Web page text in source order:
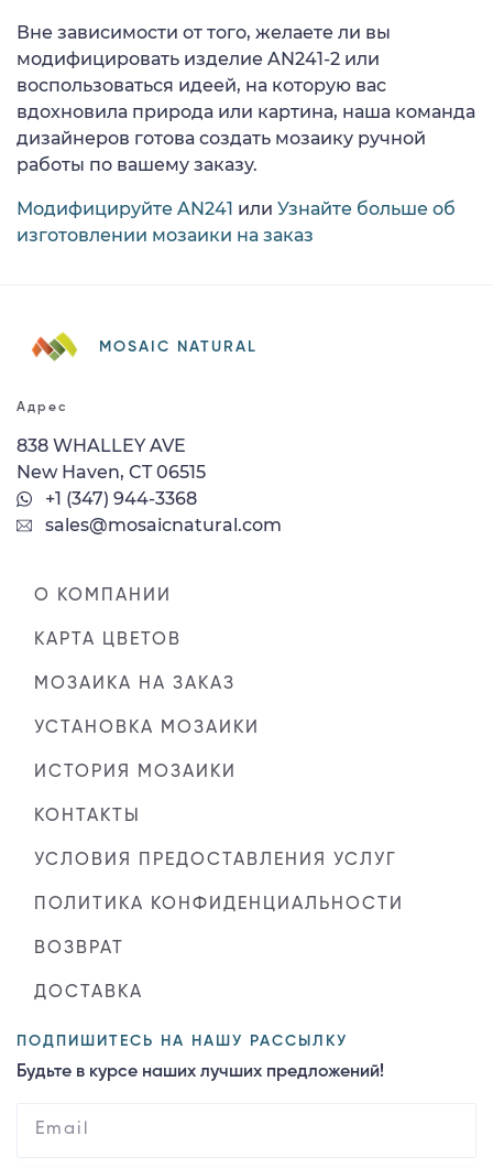
Вне зависимости от того, желаете ли вы
модифицировать изделие AN241-2 или
воспользоваться идеей, на которую вас
вдохновила природа или картина, наша команда
дизайнеров готова создать мозаику ручной
работы по вашему заказу.
Модифицируйте AN241 или Узнайте больше об
изготовлении мозаики на заказ
MOSAIC NATURAL
Адрес
838 WHALLEY AVE
New Haven, CT 06515
+1 (347) 944-3368
sales@mosaicnatural.com
О КОМПАНИИ
КАРТА ЦВЕТОВ
МОЗАИКА НА ЗАКАЗ
УСТАНОВКА МОЗАИКИ
ИСТОРИЯ МОЗАИКИ
КОНТАКТЫ
УСЛОВИЯ ПРЕДОСТАВЛЕНИЯ УСЛУГ
ПОЛИТИКА КОНФИДЕНЦИАЛЬНОСТИ
ВОЗВРАТ
ДОСТАВКА
ПОДПИШИТЕСЬ НА НАШУ РАССЫЛКУ
Будьте в курсе наших лучших предложений!